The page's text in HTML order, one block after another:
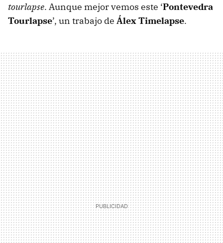
tourlapse. Aunque mejor vemos este ‘Pontevedra
Tourlapse’, un trabajo de Álex Timelapse.